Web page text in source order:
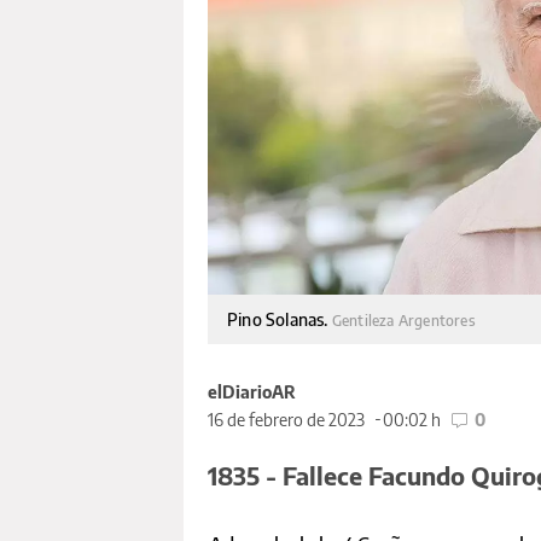
Pino Solanas. Gentileza Argentores
elDiarioAR
16 de febrero de 2023
00:02 h 0
1835 - Fallece Facundo